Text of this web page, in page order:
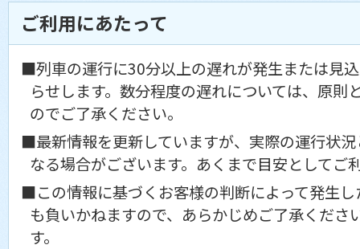
ご利用にあたって
■列車の運行に30分以上の遅れが発生または見
らせします。数分程度の遅れについては、原則
のでご了承ください。
■最新情報を更新していますが、実際の運行状
なる場合がございます。あくまで目安としてご
■この情報に基づくお客様の判断によって発生
も負いかねますので、あらかじめご了承くださ
す。